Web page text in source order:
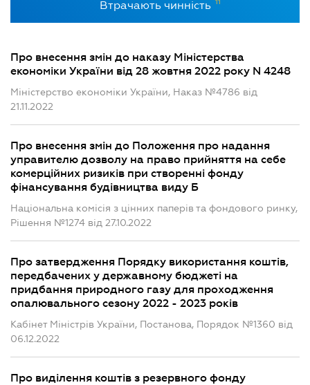
Втрачають чинність 11
Про внесення змін до наказу Міністерства
економіки України від 28 жовтня 2022 року N 4248
Міністерство економіки України, Наказ №4786 від
21.11.2022
Про внесення змін до Положення про надання
управителю дозволу на право прийняття на себе
комерційних ризиків при створенні фонду
фінансування будівництва виду Б
Національна комісія з цінних паперів та фондового ринку,
Рішення №1274 від 27.10.2022
Про затвердження Порядку використання коштів,
передбачених у державному бюджеті на
придбання природного газу для проходження
опалювального сезону 2022 - 2023 років
Кабінет Міністрів України, Постанова, Порядок №1360 від
06.12.2022
Про виділення коштів з резервного фонду